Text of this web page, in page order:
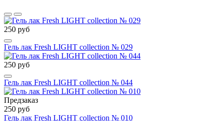
250 руб
Гель лак Fresh LIGHT collection № 029
250 руб
Гель лак Fresh LIGHT collection № 044
Предзаказ
250 руб
Гель лак Fresh LIGHT collection № 010